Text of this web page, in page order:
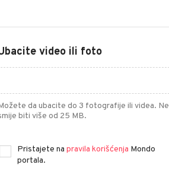
video ili foto
da ubacite do 3 fotografije ili videa. Ne
biti više od 25 MB.
Pristajete na pravila korišćenja Mondo
portala.